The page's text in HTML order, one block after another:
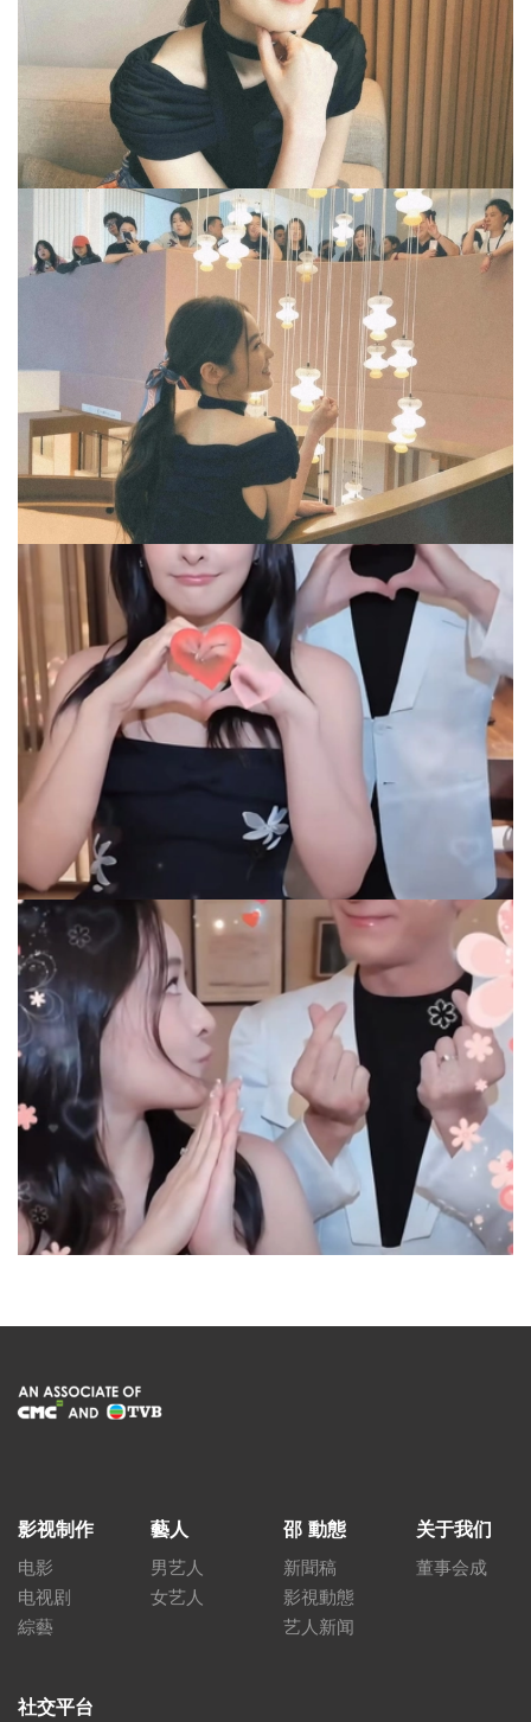
影视制作
电影
电视剧
綜藝
藝人
男艺人
女艺人
邵 動態
新聞稿
影視動態
艺人新闻
关于我们
董事会成
社交平台